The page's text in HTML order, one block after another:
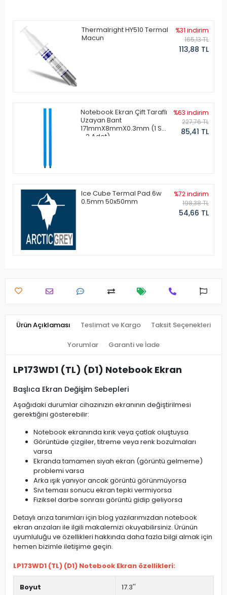
Thermalright HY510 Termal
Macun
%31 indirim
165,13 TL
113,88 TL
Notebook Ekran Çift Taraflı
Uzayan Bant
171mmX8mmX0.3mm (1 Set
- 2 Adet)
%63 indirim
227,76 TL
85,41 TL
Ice Cube Termal Pad 6w
0.5mm 50x50mm
%72 indirim
198,38 TL
54,66 TL
Ürün Açıklaması Teslimat ve Kargo Taksit Seçenekleri
Yorumlar Garanti ve İade
LP173WD1 (TL) (D1) Notebook Ekran
Başlıca Ekran Değişim Sebepleri
Aşağıdaki durumlar cihazınızın ekranının değiştirilmesi
gerektiğini gösterebilir:
Notebook ekranında kırık veya çatlak oluştuysa
Görüntüde çizgiler, titreme veya renk bozulmaları
varsa
Ekranda tamamen siyah ekran (görüntü gelmeme)
problemi varsa
Arka ışık yanıyor ancak görüntü görünmüyorsa
Sıvı teması sonucu ekran tepki vermiyorsa
Fiziksel darbe sonrası görüntü gidip geliyorsa
Detaylı arıza tanımları için blog yazılarımızdan notebook
ekran arızaları ile ilgili makalemizi okuyabilirsiniz. Ürünün
uyumluluğu ve özellikleri hakkında daha fazla bilgi almak için
hemen bizimle iletişime geçin.
LP173WD1 (TL) (D1) Notebook Ekran özellikleri:
Boyut 17.3''